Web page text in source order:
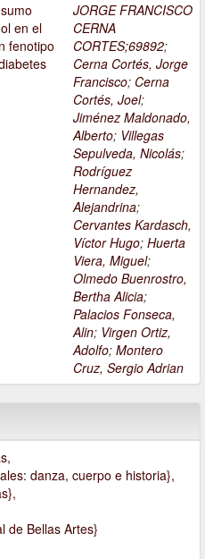
en el
fenotipo
JORGE FRANCISCO
CERNA
CORTES;69892;
Cerna Cortés, Jorge
Francisco; Cerna
Cortés, Joel;
Jiménez Maldonado,
Alberto; Villegas
Sepulveda, Nicolás;
Rodríguez
Hernandez,
Alejandrina;
Cervantes Kardasch,
Víctor Hugo; Huerta
Viera, Miguel;
Olmedo Buenrostro,
Bertha Alicia;
Palacios Fonseca,
Alin; Virgen Ortiz,
Adolfo; Montero
Cruz, Sergio Adrian
danza, cuerpo e historia},
Bellas Artes}